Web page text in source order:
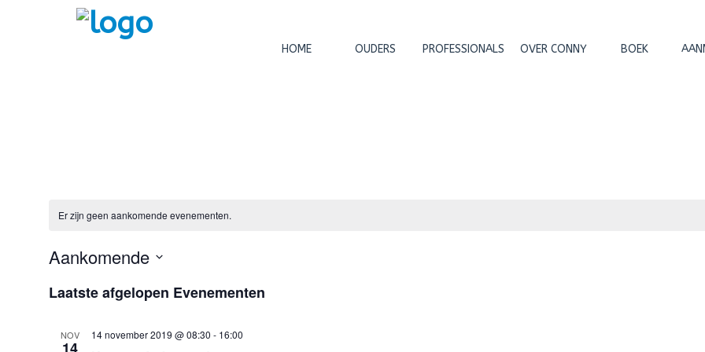
HOME OUDERS PROFESSIONALS OVER CONNY BOEK
Er zijn geen aankomende evenementen.
Aankomende
een
Laatste afgelopen Evenementen
NOV 14 november 2019 @ 08:30 - 16:00